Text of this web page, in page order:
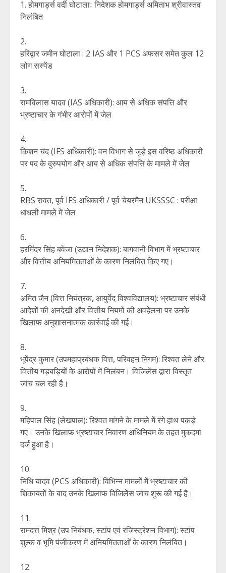
होमगार्ड्स वर्दी घोटालाः निदेशक होमगार्ड्स अमिताभ श्रीवास्तव
निलंबित
हरिद्वार जमीन घोटाला : 2 IAS और 1 PCS अफसर समेत कुल 12
लोग सस्पेंड
रामविलास यादव (IAS अधिकारी): आय से अधिक संपत्ति और
भ्रष्टाचार के गंभीर आरोपों में जेल
किशन चंद (IFS अधिकारी): वन विभाग से जुड़े इस वरिष्ठ अधिकारी
पर पद के दुरुपयोग और आय से अधिक संपत्ति के मामले में जेल
RBS रावत, पूर्व IFS अधिकारी / पूर्व चेयरमैन UKSSSC : परीक्षा
धांधली मामले में जेल
हरमिंदर सिंह बवेजा (उद्यान निदेशक): बागवानी विभाग में भ्रष्टाचार
और वित्तीय अनियमितताओं के कारण निलंबित किए गए।
अमित जैन (वित्त नियंत्रक, आयुर्वेद विश्वविद्यालय): भ्रष्टाचार संबंधी
आदेशों की अनदेखी और वित्तीय नियमों की अवहेलना पर उनके
खिलाफ अनुशासनात्मक कार्रवाई की गई।
भूपेंद्र कुमार (उपमहाप्रबंधक वित्त, परिवहन निगम): रिश्वत लेने और
वित्तीय गड़बड़ियों के आरोपों में निलंबन। विजिलेंस द्वारा विस्तृत
जांच चल रही है।
महिपाल सिंह (लेखपाल): रिश्वत मांगने के मामले में रंगे हाथ पकड़े
गए। उनके खिलाफ भ्रष्टाचार निवारण अधिनियम के तहत मुकदमा
दर्ज हुआ है।
निधि यादव (PCS अधिकारी): विभिन्न मामलों में भ्रष्टाचार की
शिकायतों के बाद उनके खिलाफ विजिलेंस जांच शुरू की गई है।
रामदत्त मिश्र (उप निबंधक, स्टांप एवं रजिस्ट्रेशन विभाग): स्टांप
शुल्क व भूमि पंजीकरण में अनियमितताओं के कारण निलंबित।